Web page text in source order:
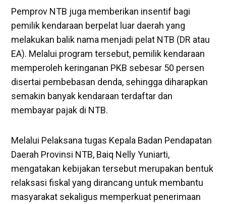
Pemprov NTB juga memberikan insentif bagi
pemilik kendaraan berpelat luar daerah yang
melakukan balik nama menjadi pelat NTB (DR atau
EA). Melalui program tersebut, pemilik kendaraan
memperoleh keringanan PKB sebesar 50 persen
disertai pembebasan denda, sehingga diharapkan
semakin banyak kendaraan terdaftar dan
membayar pajak di NTB.
Melalui Pelaksana tugas Kepala Badan Pendapatan
Daerah Provinsi NTB, Baiq Nelly Yuniarti,
mengatakan kebijakan tersebut merupakan bentuk
relaksasi fiskal yang dirancang untuk membantu
masyarakat sekaligus memperkuat penerimaan